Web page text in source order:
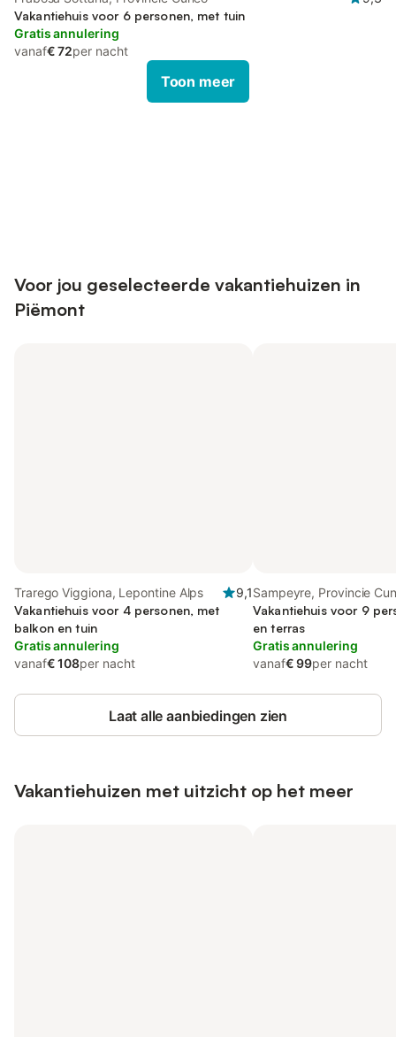
Vakantiehuis voor 6 personen, met tuin
Gratis annulering
vanaf€ 72per nacht
Toon meer
Voor jou geselecteerde vakantiehuizen in
Piëmont
Trarego Viggiona, Lepontine Alps
9,1
Vakantiehuis voor 4 personen, met
balkon en tuin
Gratis annulering
vanaf€ 108per nacht
Sampeyre, Provincie
Vakantiehuis voor 9
en terras
Gratis annulering
vanaf€ 99per nacht
Laat alle aanbiedingen zien
Vakantiehuizen met uitzicht op het meer